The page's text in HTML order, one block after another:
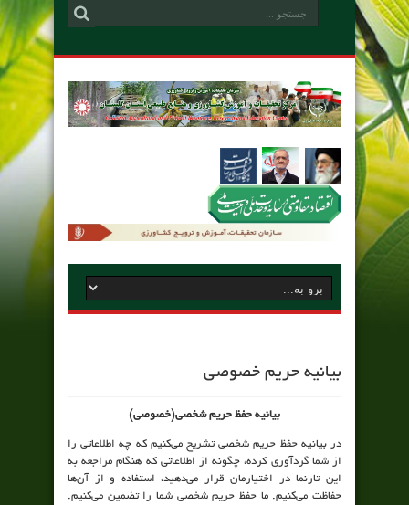
بیانیه حریم خصوصی
بیانیه حفظ حریم شخصی(خصوصی)
در بیانیه حفظ حریم شخصی تشریح می‌کنیم که چه اطلاعاتی را
از شما گردآوری کرده، چگونه از اطلاعاتی که هنگام مراجعه به
این تارنما در اختیارمان قرار می‌دهید، استفاده و از آ‌ن‌ها
حفاظت می‌کنیم. ما حفظ حریم شخصی شما را تضمین می‌کنیم.